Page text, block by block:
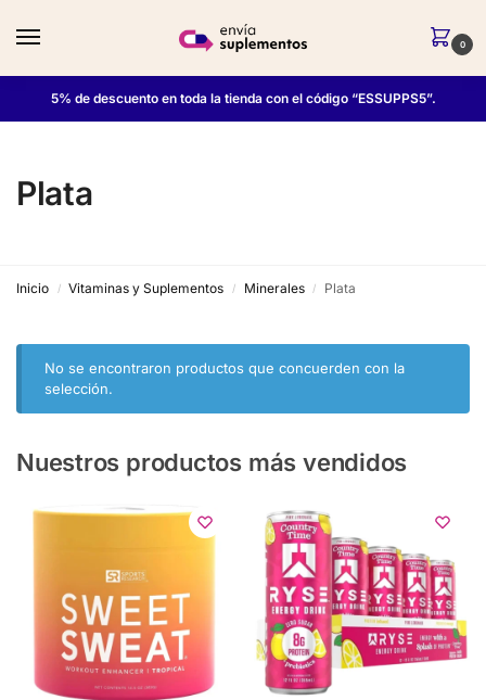
0
5% de descuento en toda la tienda con el código “ESSUPPS5”.
Plata
Inicio / Vitaminas y Suplementos / Minerales / Plata
No se encontraron productos que concuerden con la
selección.
Nuestros productos más vendidos